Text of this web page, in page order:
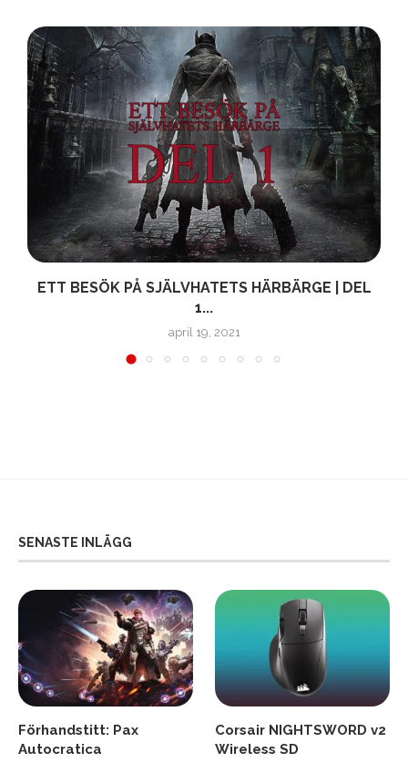
ETT BESÖK PÅ SJÄLVHATETS HÄRBÄRGE | DEL
1...
april 19, 2021
SENASTE INLÄGG
Förhandstitt: Pax
Autocratica
Corsair NIGHTSWORD v2
Wireless SD